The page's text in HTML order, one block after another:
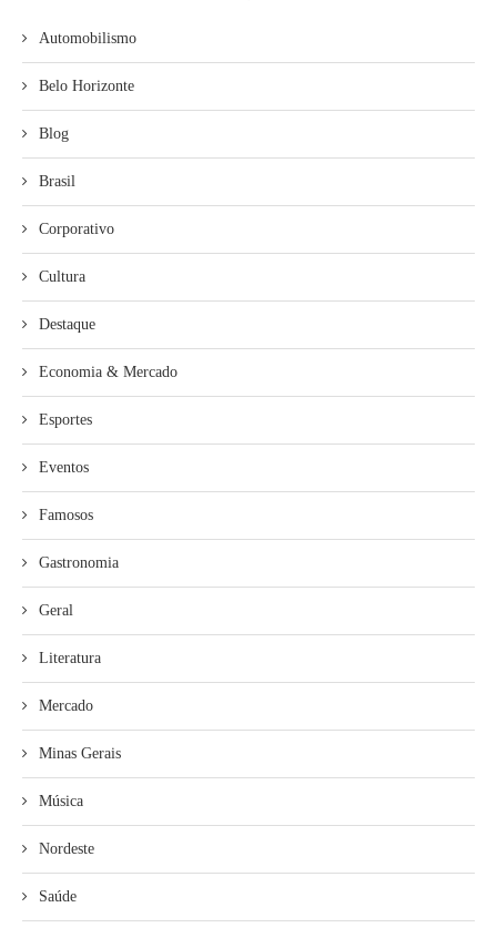
Automobilismo
Belo Horizonte
Blog
Brasil
Corporativo
Cultura
Destaque
Economia & Mercado
Esportes
Eventos
Famosos
Gastronomia
Geral
Literatura
Mercado
Minas Gerais
Música
Nordeste
Saúde